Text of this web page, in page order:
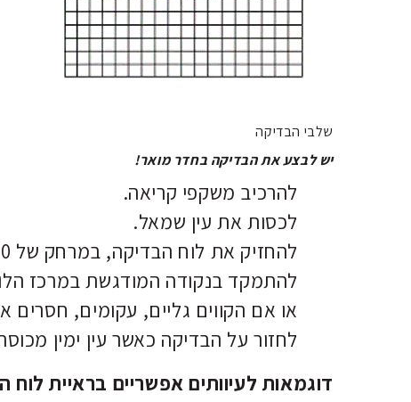
שלבי הבדיקה
יש לבצע את הבדיקה בחדר מואר!
להרכיב משקפי קריאה.
לכסות את עין שמאל.
להחזיק את לוח הבדיקה, במרחק של 30 ס"מ מהעין.
להתמקד בנקודה המודגשת במרכז
או אם הקווים גליים, עקומים, חסרים
לחזור על הבדיקה כאשר עין ימין
דוגמאות לעיוותים אפשריים בראיית לוח